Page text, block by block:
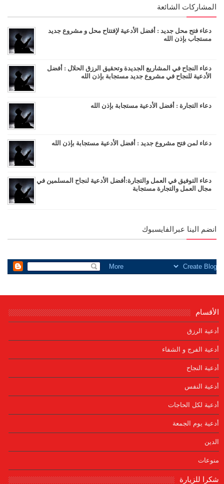
المشاركات الشائعة
دعاء فتح محل جديد : أفضل الأدعية لإفتتاح محل و مشروع جديد
مستجاب بإذن الله
دعاء النجاح في المشاريع الجديدة وتحقيق الرزق الحلال : أفضل
الأدعية للنجاح في مشروع جديد مستجابة بإذن الله
دعاء التجارة : أفضل الأدعية مستجابة بإذن الله
دعاء لمن فتح مشروع جديد : أفضل الأدعية مستجابة بإذن الله
دعاء التوفيق في العمل والتجارة:أفضل الأدعية لنجاح المسلمين في
مجال العمل والتجارة مستجابة
انضم الينا عبرالفايسبوك
الأقسام
أدعية الرزق
أدعية الفرج و الشفاء
أدعية النجاح
أدعية النفس
أدعية لكل الحاجات
أدعية يوم الجمعة
الدين
منوعات
شكرا للزيارة